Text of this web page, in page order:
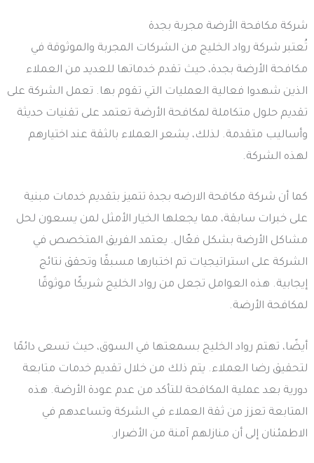
شركة مكافحة الأرضة مجربة بجدة
تُعتبر شركة رواد الخليج من الشركات المجربة والموثوقة في
مكافحة الأرضة بجدة، حيث تقدم خدماتها للعديد من العملاء
الذين شهدوا فعالية العمليات التي تقوم بها. تعمل الشركة على
تقديم حلول متكاملة لمكافحة الأرضة تعتمد على تقنيات حديثة
وأساليب متقدمة. لذلك، يشعر العملاء بالثقة عند اختيارهم
لهذه الشركة.
كما أن شركة مكافحة الارضه بجدة تتميز بتقديم خدمات مبنية
على خبرات سابقة، مما يجعلها الخيار الأمثل لمن يسعون لحل
مشاكل الأرضة بشكل فعّال. يعتمد الفريق المتخصص في
الشركة على استراتيجيات تم اختبارها مسبقًا وتحقق نتائج
إيجابية. هذه العوامل تجعل من رواد الخليج شريكًا موثوقًا
لمكافحة الأرضة.
أيضًا، تهتم رواد الخليج بسمعتها في السوق، حيث تسعى دائمًا
لتحقيق رضا العملاء. يتم ذلك من خلال تقديم خدمات متابعة
دورية بعد عملية المكافحة للتأكد من عدم عودة الأرضة. هذه
المتابعة تعزز من ثقة العملاء في الشركة وتساعدهم في
الاطمئنان إلى أن منازلهم آمنة من الأضرار.